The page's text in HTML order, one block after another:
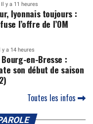
Il y a 11 heures
lyonnais toujours :
l’offre de l’OM
y a 14 heures
en-Bresse :
son début de saison
Toutes les infos